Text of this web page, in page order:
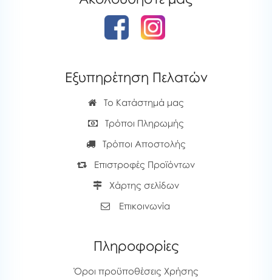
Εξυπηρέτηση Πελατών
Το Κατάστημά μας
Τρόποι Πληρωμής
Τρόποι Αποστολής
Επιστροφές Προϊόντων
Χάρτης σελίδων
Επικοινωνία
Πληροφορίες
Όροι προϋποθέσεις Χρήσης